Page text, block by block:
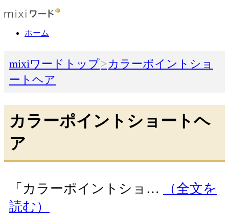
ホーム
mixiワードトップ
カラーポイントショ
ートヘア
カラーポイントショートヘ
ア
「カラーポイントショ…
（全文を
読む）